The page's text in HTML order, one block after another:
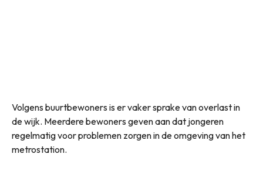
Volgens buurtbewoners is er vaker sprake van overlast in
de wijk. Meerdere bewoners geven aan dat jongeren
regelmatig voor problemen zorgen in de omgeving van het
metrostation.